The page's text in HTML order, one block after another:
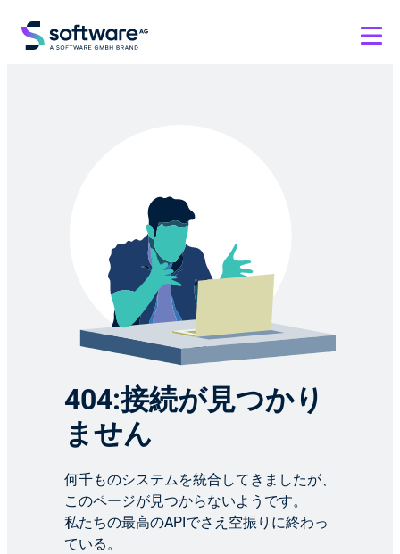
404:接続が見つかり
ません
何千ものシステムを統合してきましたが、
このページが見つからないようです。
私たちの最高のAPIでさえ空振りに終わっ
ている。